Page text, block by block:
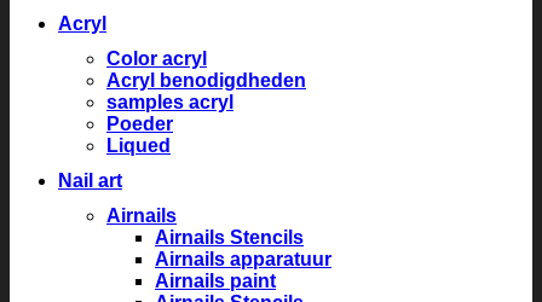
Acryl
Color acryl
Acryl benodigdheden
samples acryl
Poeder
Liqued
Nail art
Airnails
Airnails Stencils
Airnails apparatuur
Airnails paint